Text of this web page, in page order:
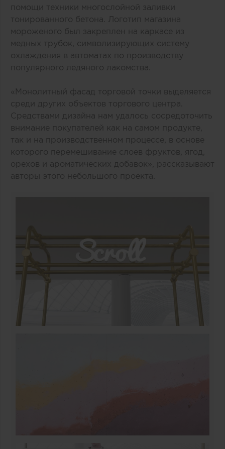
помощи техники многослойной заливки
тонированного бетона. Логотип магазина
мороженого был закреплен на каркасе из
медных трубок, символизирующих систему
охлаждения в автоматах по производству
популярного ледяного лакомства.
«Монолитный фасад торговой точки выделяется
среди других объектов торгового центра.
Средствами дизайна нам удалось сосредоточить
внимание покупателей как на самом продукте,
так и на производственном процессе, в основе
которого перемешивание слоев фруктов, ягод,
орехов и ароматических добавок», рассказывают
авторы этого небольшого проекта.